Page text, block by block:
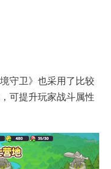
守卫》也采用了比较
可提升玩家战斗属性